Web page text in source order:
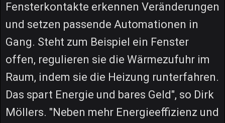
Fensterkontakte erkennen Veränderungen
und setzen passende Automationen in
Gang. Steht zum Beispiel ein Fenster
offen, regulieren sie die Wärmezufuhr im
Raum, indem sie die Heizung runterfahren.
Das spart Energie und bares Geld", so Dirk
Möllers. "Neben mehr Energieeffizienz und